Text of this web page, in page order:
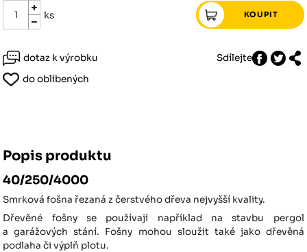
ks
dotaz k výrobku
Sdílejte
do oblíbených
Popis produktu
40/250/4000
Smrková fošna řezaná z čerstvého dřeva nejvyšší kvality.
Dřevěné fošny se používají například na stavbu pergol
a garážových stání. Fošny mohou sloužit také jako dřevěná
podlaha či výplň plotu.